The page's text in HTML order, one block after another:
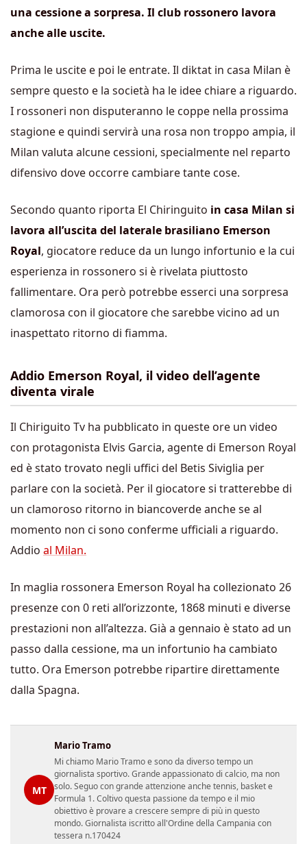
una cessione a sorpresa. Il club rossonero lavora
anche alle uscite.
Prima le uscite e poi le entrate. Il diktat in casa Milan è
sempre questo e la società ha le idee chiare a riguardo.
I rossoneri non disputeranno le coppe nella prossima
stagione e quindi servirà una rosa non troppo ampia, il
Milan valuta alcune cessioni, specialmente nel reparto
difensivo dove occorre cambiare tante cose.
Secondo quanto riporta El Chiringuito in casa Milan si
lavora all’uscita del laterale brasiliano Emerson
Royal, giocatore reduce da un lungo infortunio e la cui
esperienza in rossonero si è rivelata piuttosto
fallimentare. Ora però potrebbe esserci una sorpresa
clamorosa con il giocatore che sarebbe vicino ad un
inaspettato ritorno di fiamma.
Addio Emerson Royal, il video dell’agente
diventa virale
Il Chiriguito Tv ha pubblicato in queste ore un video
con protagonista Elvis Garcia, agente di Emerson Royal
ed è stato trovato negli uffici del Betis Siviglia per
parlare con la società. Per il giocatore si tratterebbe di
un clamoroso ritorno in biancoverde anche se al
momento non ci sono conferme ufficiali a riguardo.
Addio al Milan.
In maglia rossonera Emerson Royal ha collezionato 26
presenze con 0 reti all’orizzonte, 1868 minuti e diverse
prestazioni non all’altezza. Già a gennaio è stato ad un
passo dalla cessione, ma un infortunio ha cambiato
tutto. Ora Emerson potrebbe ripartire direttamente
dalla Spagna.
MT
Mario Tramo
Mi chiamo Mario Tramo e sono da diverso tempo un
giornalista sportivo. Grande appassionato di calcio, ma non
solo. Seguo con grande attenzione anche tennis, basket e
Formula 1. Coltivo questa passione da tempo e il mio
obiettivo è provare a crescere sempre di più in questo
mondo. Giornalista iscritto all'Ordine della Campania con
tessera n.170424